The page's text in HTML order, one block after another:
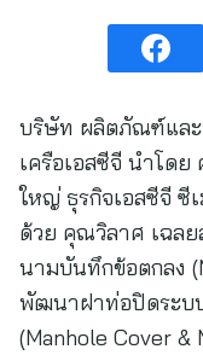
บริษัท ผลิตภัณฑ์และ
เครือเอสซีจี นำโด
ใหญ่ ธุรกิจเอสซีจี ซี
ด้วย คุณวิลาศ เฉลย
นามบันทึกข้อตกลง
พัฒนาฝาท่อปิดระบ
(Manhole Cover &